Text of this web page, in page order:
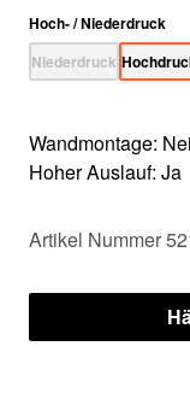
Hoch- / Niederdruck
Niederdruck
Wandmontage:
Hoher Auslauf: Ja
Artikel Nummer